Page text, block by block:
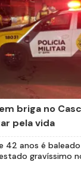
briga no
pela vida
42 anos é
gravíssimo